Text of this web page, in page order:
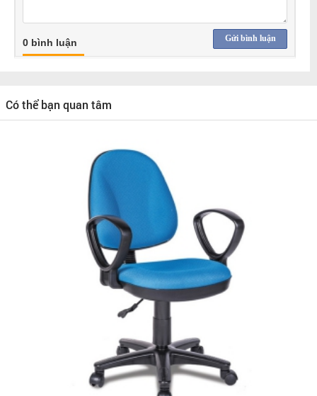
Gửi bình luận
0 bình luận
Có thể bạn quan tâm